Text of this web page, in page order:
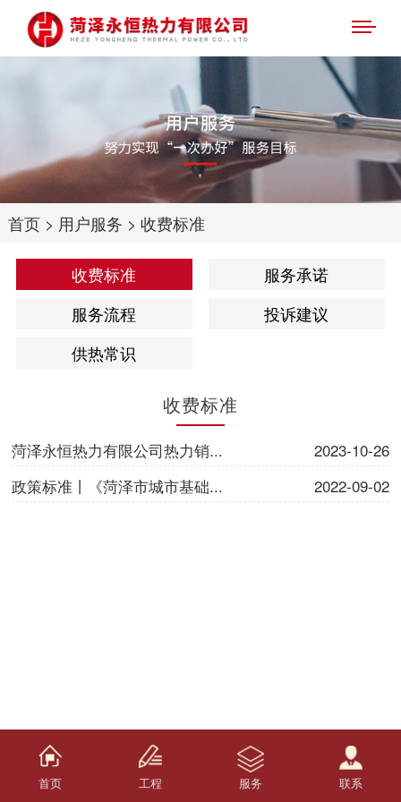
首页> 用户服务 > 收费标准
收费标准
服务承诺
服务流程
投诉建议
供热常识
收费标准
菏泽永恒热力有限公司热力销...
2023-10-26
政策标准丨《菏泽市城市基础...
2022-09-02
首页 工程 服务 联系